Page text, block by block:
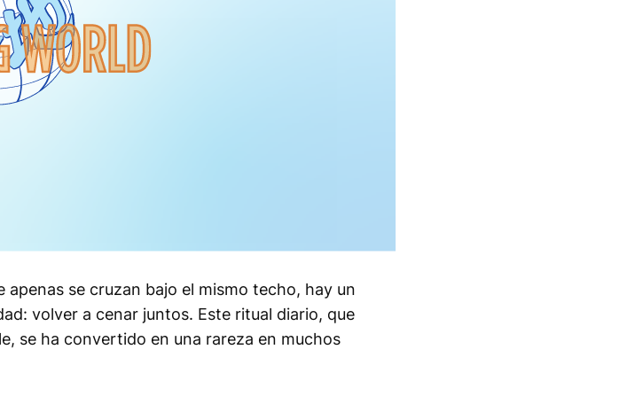
se cruzan bajo el mismo techo, hay un
volver a cenar juntos. Este ritual diario, que
se ha convertido en una rareza en muchos